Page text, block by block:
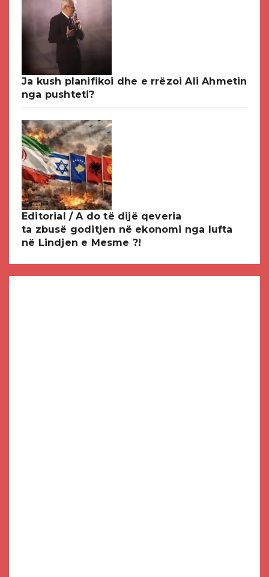
Ja kush planifikoi dhe e rrëzoi Ali Ahmetin
nga pushteti?
Editorial / A do të dijë qeveria
ta zbusë goditjen në ekonomi nga lufta
në Lindjen e Mesme ?!